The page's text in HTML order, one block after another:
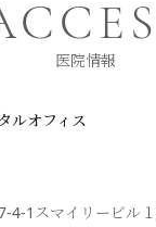
医院情報
ルオフィス
4-1スマイリービル